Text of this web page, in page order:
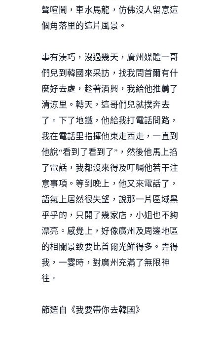
聲喧鬧，車水馬龍，仿佛沒人留意這
個角落里的這片風景。
事有湊巧，沒過幾天，廣州媒體一哥
們兒到韓國來采訪，找我問首爾有什
麼好去處，趁著酒興，我給他推薦了
清涼里。轉天，這哥們兒就撲奔去
了。下了地鐵，他給我打電話問路，
我在電話里指揮他東走西走，一直到
他說“看到了看到了”，然後他馬上掐
了電話，我都沒來得及叮囑他若干注
意事項。等到晚上，他又來電話了，
語氣上居然很失望，說那一片區域黑
乎乎的，只開了幾家店，小姐也不夠
漂亮。感覺上，好像廣州及周邊地區
的相關景致要比首爾光鮮得多。弄得
我，一霎時，對廣州充滿了無限神
往。
節選自《我要帶你去韓國》